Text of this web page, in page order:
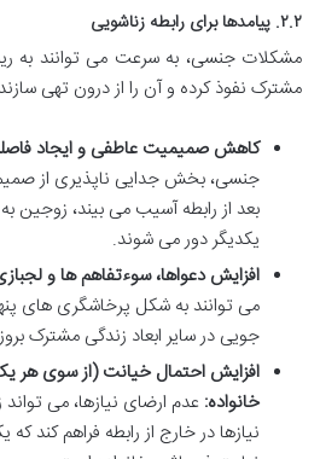
۲.۲. پیامدها برای رابطه زناشویی
مشکلات جنسی، به سرعت می توانند به
مشترک نفوذ کرده و آن را از درون تهی
کاهش صمیمیت عاطفی و ایجاد
جنسی، بخش جدایی ناپذیری از
بعد از رابطه آسیب می بیند، زوجین
یکدیگر دور می شوند.
افزایش دعواها، سوءتفاهم ها و
می توانند به شکل پرخاشگری های
جویی در سایر ابعاد زندگی مشترک
افزایش احتمال خیانت (از سوی هر
خانواده: عدم ارضای نیازها، می
نیازها در خارج از رابطه فراهم کند